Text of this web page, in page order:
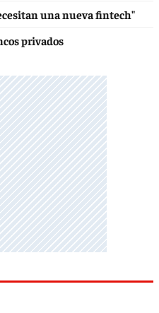
una nueva fintech"
privados